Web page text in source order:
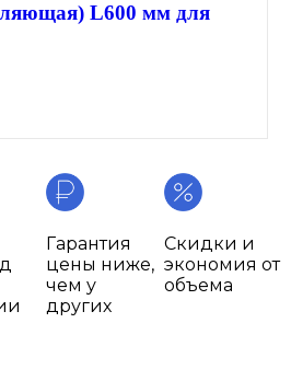
L600 мм для
Гарантия
цены ниже,
чем у
других
Скидки и
экономия от
объема